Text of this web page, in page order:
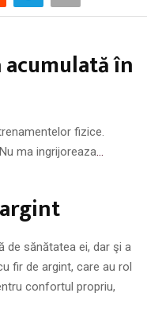
în
fizice.
ma ingrijoreaza
de sănătatea ei, dar şi a
fir de argint, care au rol
confortul propriu,